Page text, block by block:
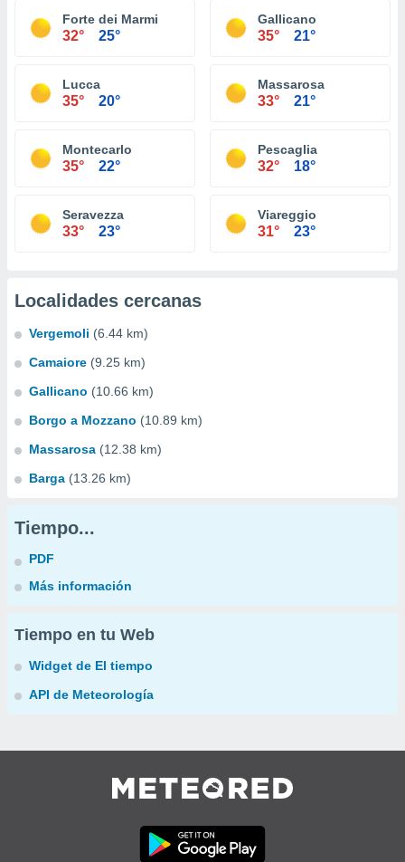
Forte dei Marmi
32° 25°
Gallicano
35° 21°
Lucca
35° 20°
Massarosa
33° 21°
Montecarlo
35° 22°
Pescaglia
32° 18°
Seravezza
33° 23°
Viareggio
31° 23°
Localidades cercanas
Vergemoli (6.44 km)
Camaiore (9.25 km)
Gallicano (10.66 km)
Borgo a Mozzano (10.89 km)
Massarosa (12.38 km)
Barga (13.26 km)
Tiempo...
PDF
Más información
Tiempo en tu Web
Widget de El tiempo
API de Meteorología